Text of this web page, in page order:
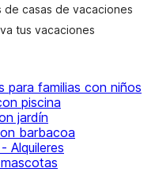
de casas de vacaciones
tus vacaciones
para familias con niños
piscina
jardín
barbacoa
Alquileres